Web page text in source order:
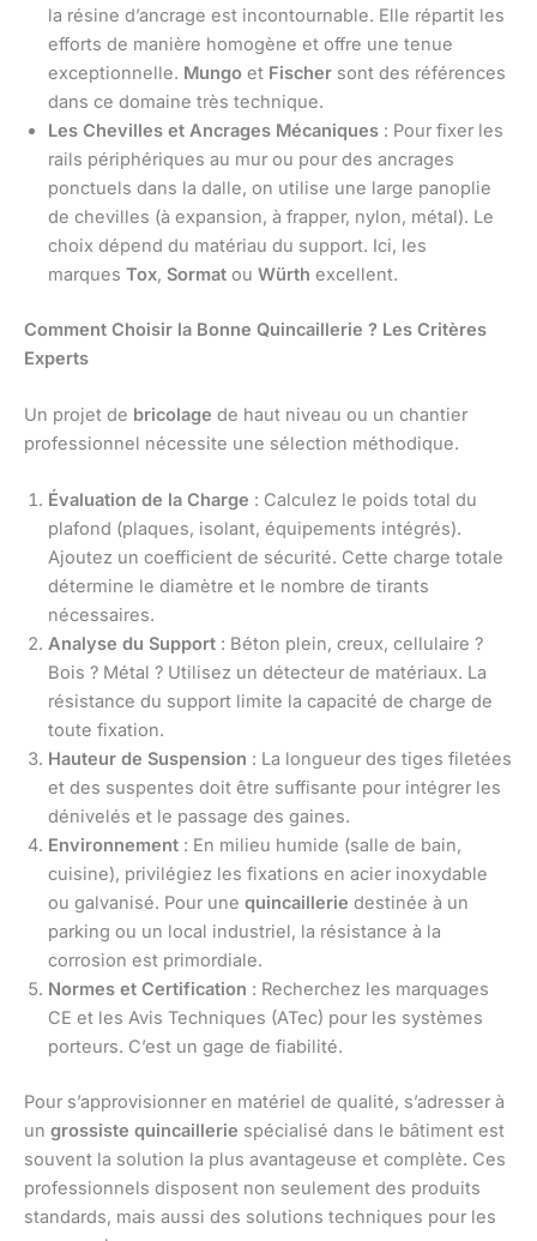
la résine d’ancrage est incontournable. Elle répartit les
efforts de manière homogène et offre une tenue
exceptionnelle. Mungo et Fischer sont des références
dans ce domaine très technique.
Les Chevilles et Ancrages Mécaniques : Pour fixer les
rails périphériques au mur ou pour des ancrages
ponctuels dans la dalle, on utilise une large panoplie
de chevilles (à expansion, à frapper, nylon, métal). Le
choix dépend du matériau du support. Ici, les
marques Tox, Sormat ou Würth excellent.
Comment Choisir la Bonne Quincaillerie ? Les Critères
Experts
Un projet de bricolage de haut niveau ou un chantier
professionnel nécessite une sélection méthodique.
Évaluation de la Charge : Calculez le poids total du
plafond (plaques, isolant, équipements intégrés).
Ajoutez un coefficient de sécurité. Cette charge totale
détermine le diamètre et le nombre de tirants
nécessaires.
Analyse du Support : Béton plein, creux, cellulaire ?
Bois ? Métal ? Utilisez un détecteur de matériaux. La
résistance du support limite la capacité de charge de
toute fixation.
Hauteur de Suspension : La longueur des tiges filetées
et des suspentes doit être suffisante pour intégrer les
dénivelés et le passage des gaines.
Environnement : En milieu humide (salle de bain,
cuisine), privilégiez les fixations en acier inoxydable
ou galvanisé. Pour une quincaillerie destinée à un
parking ou un local industriel, la résistance à la
corrosion est primordiale.
Normes et Certification : Recherchez les marquages
CE et les Avis Techniques (ATec) pour les systèmes
porteurs. C’est un gage de fiabilité.
Pour s’approvisionner en matériel de qualité, s’adresser à
un grossiste quincaillerie spécialisé dans le bâtiment est
souvent la solution la plus avantageuse et complète. Ces
professionnels disposent non seulement des produits
standards, mais aussi des solutions techniques pour les